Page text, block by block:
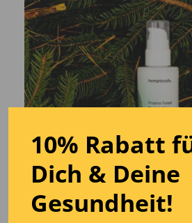
10% Rabatt
Dich & Deine
Gesundheit!